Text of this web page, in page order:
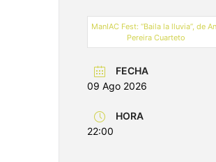
ManIAC Fest: “Baila la lluvia”, de
Pereira Cuarteto
FECHA
09 Ago 2026
HORA
22:00